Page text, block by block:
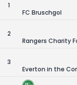
1
FC Bruschgol
2
Rangers Charity
3
Everton in the